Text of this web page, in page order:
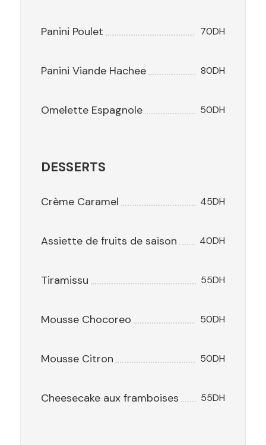
Panini Poulet 70DH
Panini Viande Hachee 80DH
Omelette Espagnole 50DH
DESSERTS
Crème Caramel 45DH
Assiette de fruits de saison 40DH
Tiramissu 55DH
Mousse Chocoreo 50DH
Mousse Citron 50DH
Cheesecake aux framboises 55DH